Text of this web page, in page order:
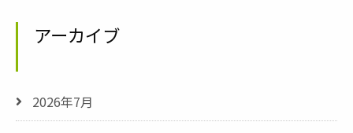
アーカイブ
2026年7月